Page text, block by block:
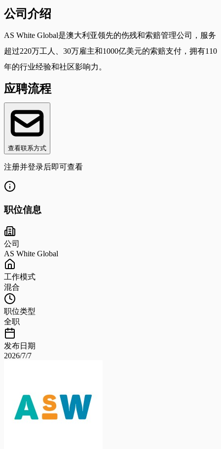
公司介绍
AS White Global是澳大利亚领先的伤残和索赔管理公司，服务
超过220万工人、30万雇主和1000亿美元的索赔支付，拥有110
年的行业经验和社区影响力。
应聘流程
查看联系方式
注册并登录后即可查看
职位信息
公司
AS White Global
工作模式
混合
职位类型
全职
发布日期
2026/7/7